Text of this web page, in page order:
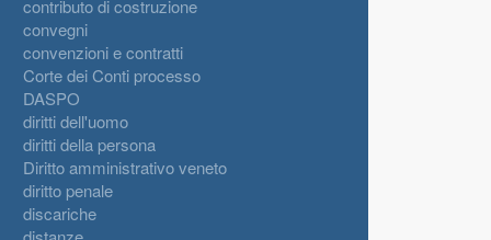
contributo di costruzione
convegni
convenzioni e contratti
Corte dei Conti processo
DASPO
diritti dell'uomo
diritti della persona
Diritto amministrativo veneto
diritto penale
discariche